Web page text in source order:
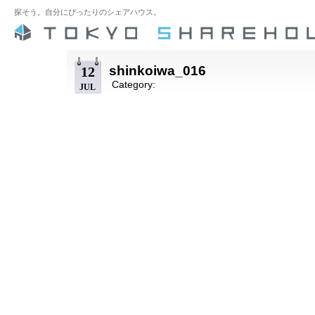
探そう。自分にぴったりのシェアハウス。
12
JUL
shinkoiwa_016
Category: